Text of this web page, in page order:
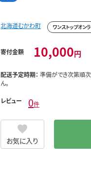
北海道むかわ町 ワンストップオン
寄付金額 10,000円
配送予定時期： 準備ができ次第順
ん。
レビュー 0件
お気に入り